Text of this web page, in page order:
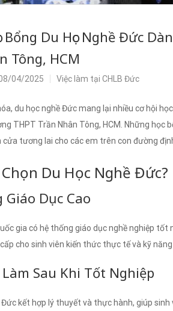
Bổng Du Học Nghề Đức
Tông, HCM
04/2025 Việc làm tại CHLB Đức
du học nghề Đức mang lại nhiều cơ hội
THPT Trần Nhân Tông, HCM. Những học
cửa tương lai cho các em trên con đường
Du Học Nghề Đức?
Dục Cao
gia có hệ thống giáo dục nghề nghiệp tốt
cho sinh viên kiến thức thực tế và kỹ
Làm Sau Khi Tốt Nghiệp
kết hợp lý thuyết và thực hành, giúp sinh